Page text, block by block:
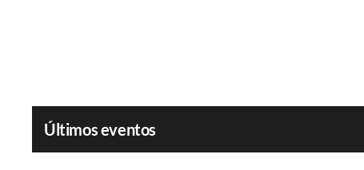
Últimos eventos